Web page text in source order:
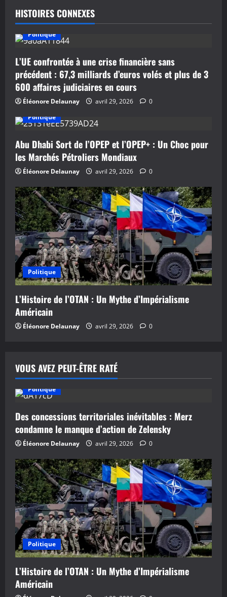
t
i
o
n
d
’
a
r
t
i
c
l
e
HISTOIRES CONNEXES
Politique
L’UE confrontée à une crise financière sans
précédent : 67,3 milliards d’euros volés et plus de 3
600 affaires judiciaires en cours
Éléonore Delaunay avril 29, 2026
0
Politique
Abu Dhabi Sort de l’OPEP et l’OPEP+ : Un Choc pour
les Marchés Pétroliers Mondiaux
Éléonore Delaunay avril 29, 2026 0
Politique
L’Histoire de l’OTAN : Un Mythe d’Impérialisme
Américain
Éléonore Delaunay avril 29, 2026 0
VOUS AVEZ PEUT-ÊTRE RATÉ
Politique
Des concessions territoriales inévitables : Merz
condamne le manque d’action de Zelensky
Éléonore Delaunay avril 29, 2026 0
Politique
L’Histoire de l’OTAN : Un Mythe d’Impérialisme
Américain